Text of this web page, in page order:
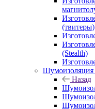
(твитеры)
(Stealth)
Шумоизоляция
Назад